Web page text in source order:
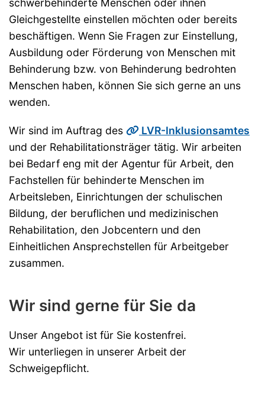
Gleichgestellte einstellen möchten oder bereits
beschäftigen. Wenn Sie Fragen zur Einstellung,
Ausbildung oder Förderung von Menschen mit
Behinderung bzw. von Behinderung bedrohten
Menschen haben, können Sie sich gerne an uns
wenden.
Wir sind im Auftrag des
LVR-Inklusionsamtes
und der Rehabilitationsträger tätig. Wir arbeiten
bei Bedarf eng mit der Agentur für Arbeit, den
Fachstellen für behinderte Menschen im
Arbeitsleben, Einrichtungen der schulischen
Bildung, der beruflichen und medizinischen
Rehabilitation, den Jobcentern und den
Einheitlichen Ansprechstellen für Arbeitgeber
zusammen.
Wir sind gerne für Sie da
Unser Angebot ist für Sie kostenfrei.
Wir unterliegen in unserer Arbeit der
Schweigepflicht.